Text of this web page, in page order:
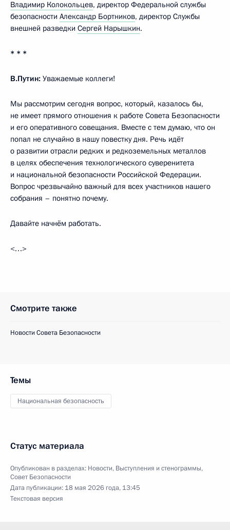
Владимир Колокольцев, директор Федеральной службы
безопасности Александр Бортников, директор Службы
внешней разведки Сергей Нарышкин.
* * *
В.Путин: Уважаемые коллеги!
Мы рассмотрим сегодня вопрос, который, казалось бы,
не имеет прямого отношения к работе Совета Безопасности
и его оперативного совещания. Вместе с тем думаю, что он
попал не случайно в нашу повестку дня. Речь идёт
о развитии отрасли редких и редкоземельных металлов
в целях обеспечения технологического суверенитета
и национальной безопасности Российской Федерации.
Вопрос чрезвычайно важный для всех участников нашего
собрания – понятно почему.
Давайте начнём работать.
<…>
Смотрите также
Новости Совета Безопасности
Темы
Национальная безопасность
Статус материала
Опубликован в разделах: Новости, Выступления и стенограммы,
Совет Безопасности
Дата публикации: 18 мая 2026 года, 13:45
Текстовая версия